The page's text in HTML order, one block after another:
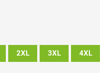
2XL 3XL 4XL